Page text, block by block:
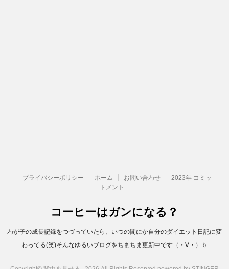
プライバシーポリシー ホーム お問い合わせ
2023年 コミッ
トメント
コーヒーはガンになる？
わが子の成長記録をつづっていたら、いつの間にか自分のダイエット日記に変
わってる(笑)そんなゆるいブログをちまちま更新中です（・∀・）ｂ